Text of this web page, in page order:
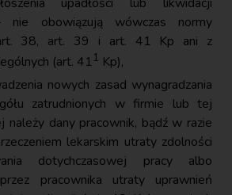
nie obowiązują wówczas normy
38, art. 39 i art. 41 Kp ani z
(art. 411 Kp),
nowych zasad wynagradzania
zatrudnionych w firmie lub tej
należy dany pracownik, bądź w razie
lekarskim utraty zdolności
dotychczasowej pracy albo
pracownika utraty uprawnień